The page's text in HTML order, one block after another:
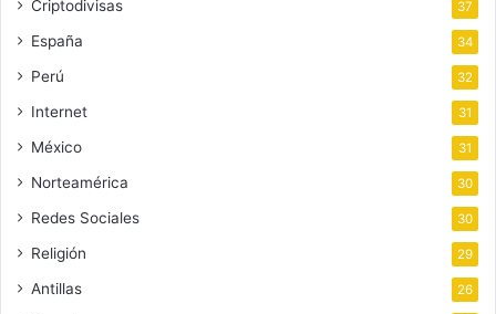
Criptodivisas 37
España 34
Perú 32
Internet 31
México 31
Norteamérica 30
Redes Sociales 30
Religión 29
Antillas 26